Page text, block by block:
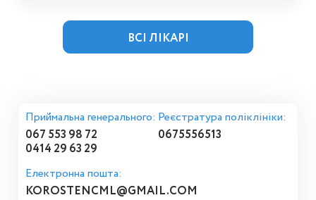
ВСІ ЛІКАРІ
Приймальна генерального:
067 553 98 72
0414 29 63 29
Реєстратура поліклініки:
0675556513
Електронна пошта:
KOROSTENCML@GMAIL.COM